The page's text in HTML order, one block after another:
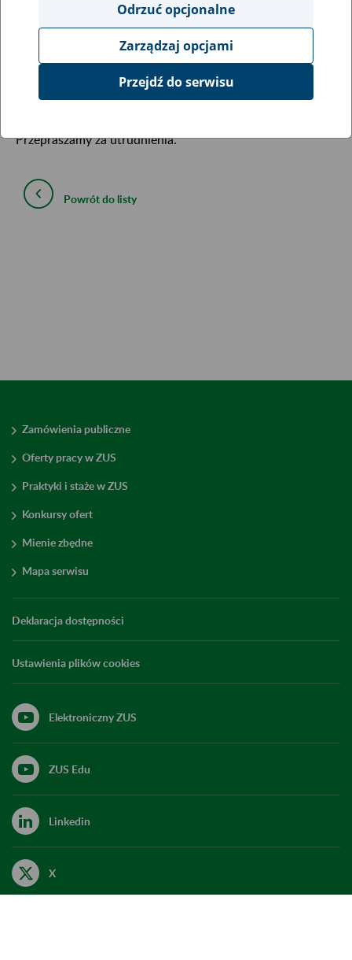
od godziny 23:00 w środę 20 lutego 2019 r.,
do godziny 5:00 w czwartek 21 lutego 2019 r.
ograniczenia w dostępie do portalu Platformy Usług
Elektronicznych i poszczególnych jego funkcji oraz do
strony
Przepraszamy za utrudnienia.
Powrót do listy
Zamówienia publiczne
Oferty pracy w ZUS
Praktyki i staże w ZUS
Konkursy ofert
Mienie zbędne
Mapa serwisu
Deklaracja dostępności
Ustawienia plików cookies
Elektroniczny ZUS
ZUS Edu
Linkedin
X
Odrzuć opcjonalne
Zarządzaj opcjami
Przejdź do serwisu